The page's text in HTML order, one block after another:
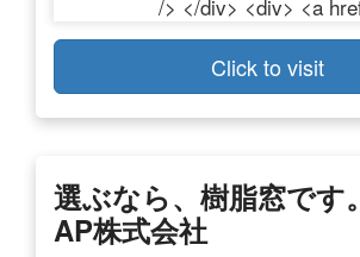
Click to visit
選ぶなら、樹脂窓です
AP株式会社